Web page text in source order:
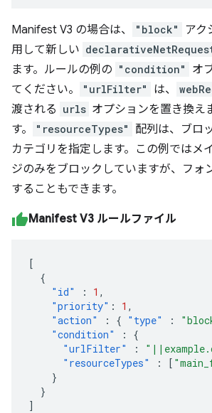
Manifest V3 の場合は、 "block"
アク
用して新しい
ます。ルールの例の "condition"
オ
てください。
"urlFilter" は、
渡される urls オプションを置き換え
す。
"resourceTypes"
配列は、ブロ
カテゴリを指定します。この例ではメ
ジのみをブロックしていますが、フォ
することもできます。
Manifest V3 ルールファイル
[
{
"id"
: 1 ,
"priority" : 1 ,
"action"
: { "type" :
"condition"
:
{
"urlFilter"
:
"resourceTypes"
: [
}
}
]